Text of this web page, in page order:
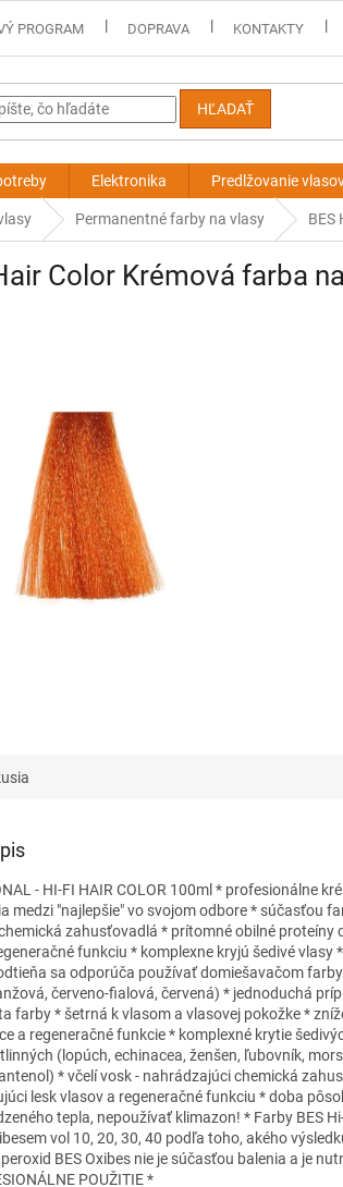
PROGRAM DOPRAVA KONTAKTY
HĽADAŤ
Elektronika Predlžovanie
Permanentné farby na vlasy BES
Color Krémová farba
- HI-FI HAIR COLOR 100ml * profesionálne
medzi "najlepšie" vo svojom odbore * súčasťou
zahusťovadlá * prítomné obilné proteíny
funkciu * komplexne kryjú šedivé vlasy
sa odporúča používať domiešavačom
červeno-fialová, červená) * jednoduchá
farby * šetrná k vlasom a vlasovej pokožke *
a regeneračné funkcie * komplexné krytie
(lopúch, echinacea, ženšen, ľubovník,
* včelí vosk - nahrádzajúci chemická
lesk vlasov a regeneračné funkciu * doba
tepla, nepoužívať klimazon! * Farby BES
vol 10, 20, 30, 40 podľa toho, akého
peroxid BES Oxibes nie je súčasťou balenia a je
POUŽITIE *